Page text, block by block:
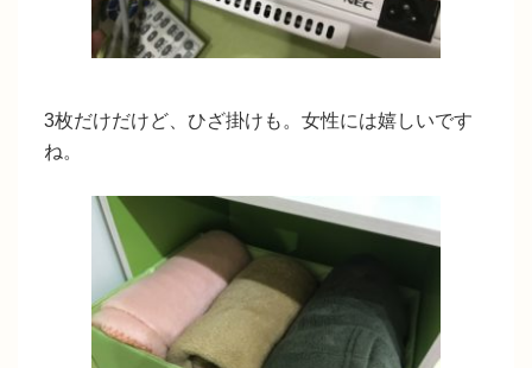
3枚だけだけど、ひざ掛けも。女性には嬉しいです
ね。